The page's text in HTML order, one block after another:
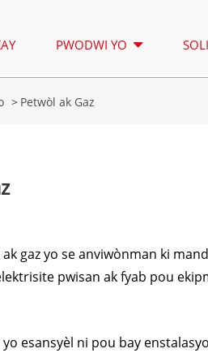
PWODWI YO
Petwòl ak Gaz
gaz yo se anviwònman ki
pwisan ak fyab pou
esansyèl ni pou bay